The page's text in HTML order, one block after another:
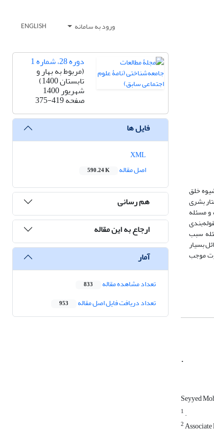
ورود به سامانه ENGLISH
خلق
بشری
و مسئله
سبب
بسیار
موجب
.
Seyyed
1 .
2
دوره 28، شماره 1
(مربوط به بهار و
تابستان 1400)
شهریور 1400
صفحه375-419
فایل ها
اصل مقاله
590.24 K
هم رسانی
ارجاع به این مقاله
آمار
تعداد مشاهده مقاله 833
تعداد دریافت فایل اصل مقاله 953